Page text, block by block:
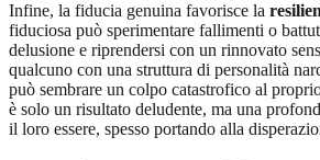
Infine, la fiducia genuina favorisce la
fiduciosa può sperimentare fallimenti o
delusione e riprendersi con un rinnovato
qualcuno con una struttura di personalità
può sembrare un colpo catastrofico al
è solo un risultato deludente, ma una
il loro essere, spesso portando alla